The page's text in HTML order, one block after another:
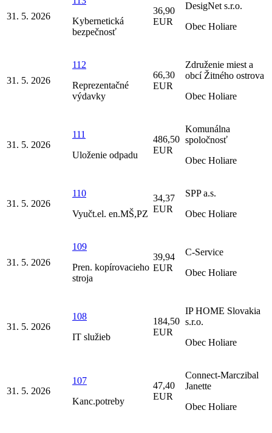
31. 5. 2026
Kybernetická
bezpečnosť
36,90
EUR
DesigNet s.r.o.
Obec Holiare
31. 5. 2026
112
Reprezentačné
výdavky
66,30
EUR
Združenie miest a
obcí Žitného ostrova
Obec Holiare
31. 5. 2026
111
Uloženie odpadu
486,50
EUR
Komunálna
spoločnosť
Obec Holiare
31. 5. 2026
110
Vyučt.el. en.MŠ,PZ
34,37
EUR
SPP a.s.
Obec Holiare
31. 5. 2026
109
Pren. kopírovacieho
stroja
39,94
EUR
C-Service
Obec Holiare
31. 5. 2026
108
IT služieb
184,50
EUR
IP HOME Slovakia
s.r.o.
Obec Holiare
31. 5. 2026
107
Kanc.potreby
47,40
EUR
Connect-Marczibal
Janette
Obec Holiare